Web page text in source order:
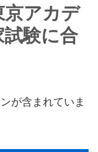
京アカデ
試験に合
が含まれていま